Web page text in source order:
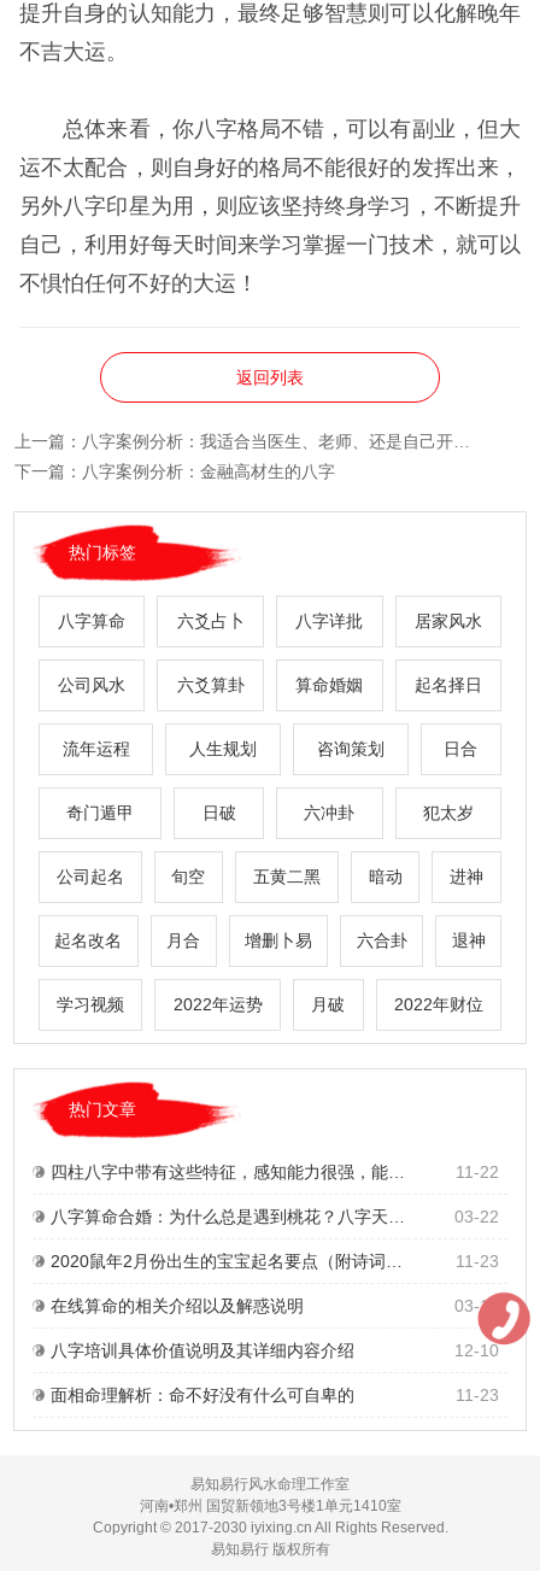
提升自身的认知能力，最终足够智慧则可以化解晚年
不吉大运。
总体来看，你八字格局不错，可以有副业，但大
运不太配合，则自身好的格局不能很好的发挥出来，
另外八字印星为用，则应该坚持终身学习，不断提升
自己，利用好每天时间来学习掌握一门技术，就可以
不惧怕任何不好的大运！
返回列表
上一篇：
八字案例分析：我适合当医生、老师、还是自己开诊所？
下一篇： ​八字案例分析：金融高材生的八字
热门标签
八字算命 六爻占卜 八字详批 居家风水
公司风水 六爻算卦 算命婚姻 起名择日
流年运程 人生规划 咨询策划 日合
奇门遁甲 日破 六冲卦 犯太岁
公司起名 旬空 五黄二黑 暗动 进神
起名改名 月合 增删卜易 六合卦 退神
学习视频 2022年运势 月破 2022年财位
热门文章
四柱八字中带有这些特征，感知能力很强，能预测未来，甚至有通灵能力 11-22
八字算命合婚：为什么总是遇到桃花？八字天生地合是好的缘分吗？能不能结婚？ 03-22
2020鼠年2月份出生的宝宝起名要点（附诗词典籍名字） 11-23
在线算命的相关介绍以及解惑说明 03-10
八字培训具体价值说明及其详细内容介绍 12-10
面相命理解析：命不好没有什么可自卑的 11-23
易知易行风水命理工作室
河南•郑州 国贸新领地3号楼1单元1410室
Copyright © 2017-2030 iyixing.cn All Rights Reserved.
易知易行 版权所有